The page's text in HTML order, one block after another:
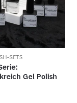
SETS
Gel Polish